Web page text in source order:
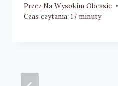
Przez Na Wysokim Obcasie
Czas czytania: 17 minuty